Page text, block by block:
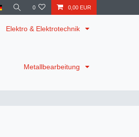
0 0,00 EUR
Elektro & Elektrotechnik
Metallbearbeitung